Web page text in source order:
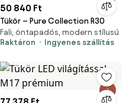
50 840 Ft
Tükör – Pure Collection R30
Fali, öntapadós, modern stílusú
Raktáron
Ingyenes szállítás